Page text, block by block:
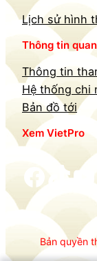
Lịch sử hình
Thông tin
Thông tin
Hệ thống chi
Bản đồ tới
Xem VietPro
Facebook TikTok YouTube
Bản quyền